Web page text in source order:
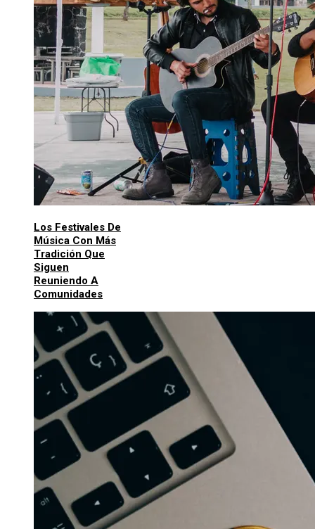
Los Festivales De
Música Con Más
Tradición Que
Siguen
Reuniendo A
Comunidades